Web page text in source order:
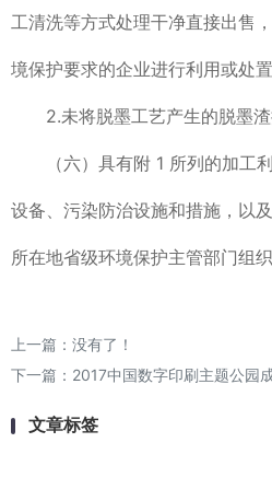
工清洗等方式处理干净直接出售
境保护要求的企业进行利用或处置
2.未将脱墨工艺产生的脱墨渣
（六）具有附 1 所列的加工利
设备、污染防治设施和措施，以
所在地省级环境保护主管部门组织
上一篇：没有了！
下一篇： 2017中国数字印刷主题公园
文章标签